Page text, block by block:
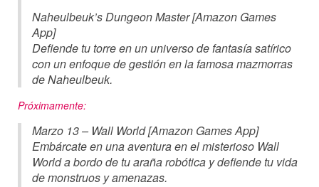
Naheulbeuk’s Dungeon Master [Amazon Games
App]
Defiende tu torre en un universo de fantasía satírico
con un enfoque de gestión en la famosa mazmorras
de Naheulbeuk.
Próximamente:
Marzo 13 – Wall World [Amazon Games App]
Embárcate en una aventura en el misterioso Wall
World a bordo de tu araña robótica y defiende tu vida
de monstruos y amenazas.